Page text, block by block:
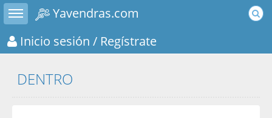
Toggle sidebar
Yavendras.com
Inicio sesión / Regístrate
DENTRO